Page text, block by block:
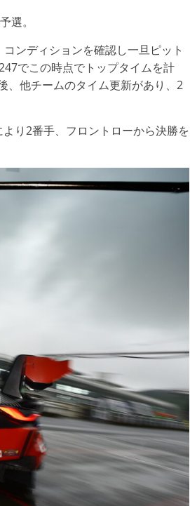
選。
ンディションを確認し一旦ピット
でこの時点でトップタイムを計
、他チームのタイム更新があり、2
り2番手、フロントローから決勝を